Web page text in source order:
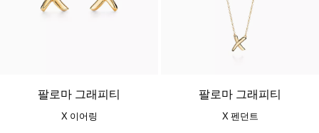
2 소재
팔로마 그래피티
X 이어링
팔로마 그래피티
X 펜던트